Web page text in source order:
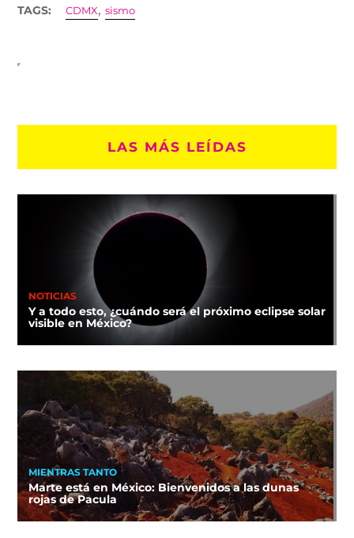
TAGS: CDMX,sismo
LAS MÁS LEÍDAS
NOTICIAS
Y a todo esto, ¿cuándo será el próximo eclipse solar
visible en México?
MIENTRAS TANTO
Marte está en México: Bienvenidos a las dunas
rojas de Pacula